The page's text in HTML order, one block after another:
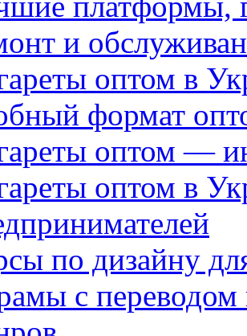
и
оптом в
формат
оптом —
оптом в
по дизайну
с переводом